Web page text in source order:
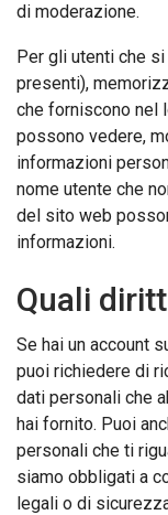
di moderazione.
Per gli utenti che
presenti),
che forniscono nel
possono vedere,
informazioni
nome utente che
del sito web
informazioni.
Quali
Se hai un account
puoi richiedere di
dati personali che
hai fornito. Puoi
personali che ti
siamo obbligati a
legali o di